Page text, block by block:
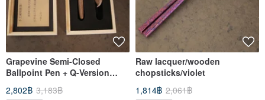
Grapevine Semi-Closed
Ballpoint Pen + Q-Version
Grapevine Wenchang Pen
2,802฿ 3,183฿
Raw lacquer/wooden
chopsticks/violet
1,814฿ 2,061฿